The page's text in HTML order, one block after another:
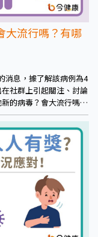
大流行嗎？有哪
消息，據了解該病例為4
社群上引起關注、討論
的病毒？會大流行嗎？
內科黃軒醫師提出觀點